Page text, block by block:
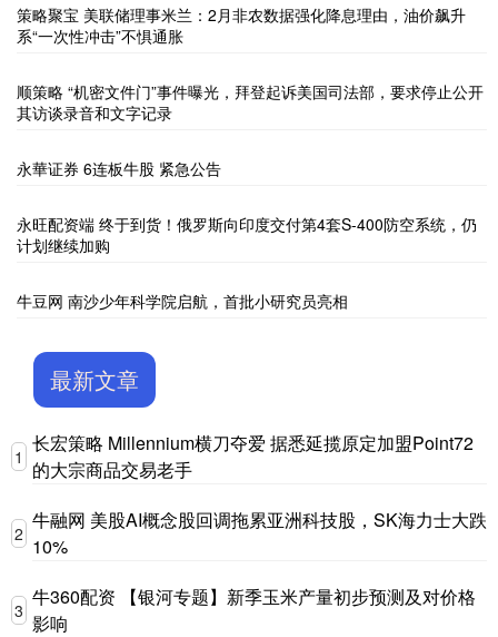
策略聚宝 美联储理事米兰：2月非农数据强化降息理由，油价飙升
系“一次性冲击”不惧通胀
顺策略 “机密文件门”事件曝光，拜登起诉美国司法部，要求停止公开
其访谈录音和文字记录
永華证券 6连板牛股 紧急公告
永旺配资端 终于到货！俄罗斯向印度交付第4套S-400防空系统，仍
计划继续加购
牛豆网 南沙少年科学院启航，首批小研究员亮相
最新文章
1
长宏策略 Millennium横刀夺爱 据悉延揽原定加盟Point72
的大宗商品交易老手
2
牛融网 美股AI概念股回调拖累亚洲科技股，SK海力士大跌
10%
3
牛360配资 【银河专题】新季玉米产量初步预测及对价格
影响